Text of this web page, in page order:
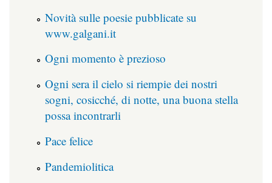
Novità sulle poesie pubblicate su
www.galgani.it
Ogni momento è prezioso
Ogni sera il cielo si riempie dei nostri
sogni, cosicché, di notte, una buona stella
possa incontrarli
Pace felice
Pandemiolitica